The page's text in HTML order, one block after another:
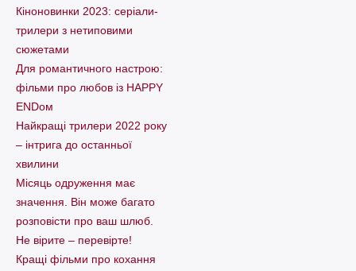
Кіноновинки 2023: серіали-
трилери з нетиповими
сюжетами
Для романтичного настрою:
фільми про любов із HAPPY
ENDом
Найкращі трилери 2022 року
– інтрига до останньої
хвилини
Місяць одруження має
значення. Він може багато
розповісти про ваш шлюб.
Не вірите – перевірте!
Кращі фільми про кохання